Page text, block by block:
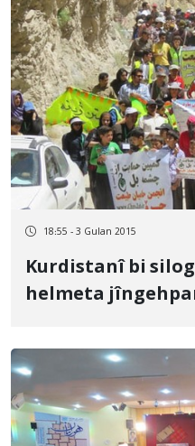
18:55 - 3 Gulan 2015
Kurdistanî bi
helmeta